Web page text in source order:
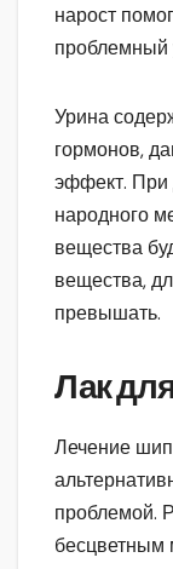
нарост
проблемный
Урина
гормонов,
эффект. При
народного
вещества
вещества,
превышать.
Лак
Лечение
проблемой.